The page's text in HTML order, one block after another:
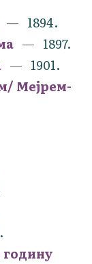
1894.
1897.
1901.
Мејрем-